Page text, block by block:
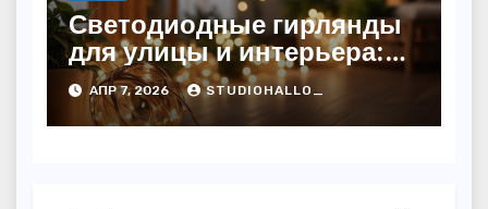
Светодиодные гирлянды
для улицы и интерьера:
виды, характеристики и
сферы применения
АПР 7, 2026 STUDIOHALLO_